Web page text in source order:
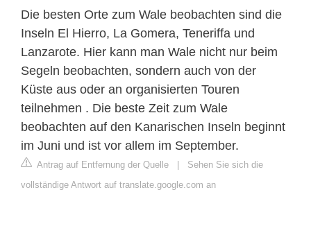
Die besten Orte zum Wale beobachten sind die
Inseln El Hierro, La Gomera, Teneriffa und
Lanzarote. Hier kann man Wale nicht nur beim
Segeln beobachten, sondern auch von der
Küste aus oder an organisierten Touren
teilnehmen . Die beste Zeit zum Wale
beobachten auf den Kanarischen Inseln beginnt
im Juni und ist vor allem im September.
Antrag auf Entfernung der Quelle | Sehen Sie sich die
vollständige Antwort auf translate.google.com an